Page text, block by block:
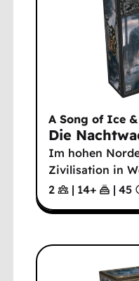
A Song of Ice
Die
Im hohen
Zivilisation in
2
| 14+ | 45